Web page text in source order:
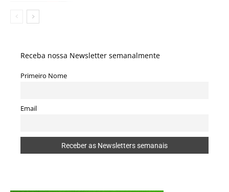
Receba nossa Newsletter semanalmente
Primeiro Nome
Email